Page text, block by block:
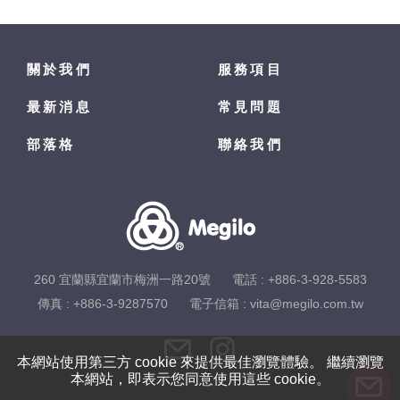
本網站使用第三方 cookie 來提供最佳瀏覽體驗。 繼續瀏覽
本網站，即表示您同意使用這些 cookie。
關於我們 服務項目
最新消息 常見問題
部落格 聯絡我們
260 宜蘭縣宜蘭市梅洲一路20號 電話 : +886-3-928-5583
傳真 : +886-3-9287570
電子信箱 : vita@megilo.com.tw